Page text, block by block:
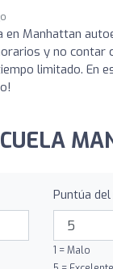
en Manhattan
y no
limitado. En
Puntúa
1 = Malo